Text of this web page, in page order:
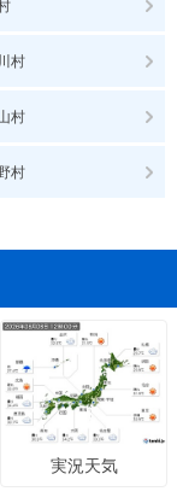
村
村
村
実況天気